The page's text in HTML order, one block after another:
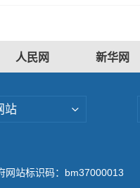
人民网 新华网
站
网站标识码：bm37000013